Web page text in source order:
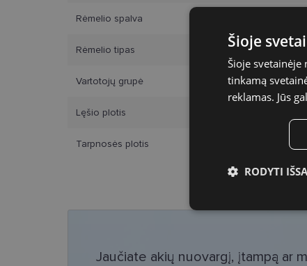
Rėmelio spalva
Rėmelio tipas
Vartotojų grupė
Lęšio plotis
Tarpnosės plotis
Jaučiate akių nuovargį, įtampą ar
Šioje
Šioje
tinkamą
reklamas. Jūs
RODYTI